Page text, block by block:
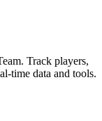
Track players,
time data and tools.